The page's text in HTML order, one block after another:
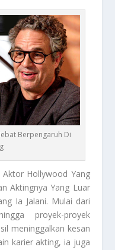
Berpengaruh Di
Hollywood Yang
Aktingnya Yang Luar
Ia Jalani. Mulai dari
proyek-proyek
meninggalkan kesan
karier akting, ia juga